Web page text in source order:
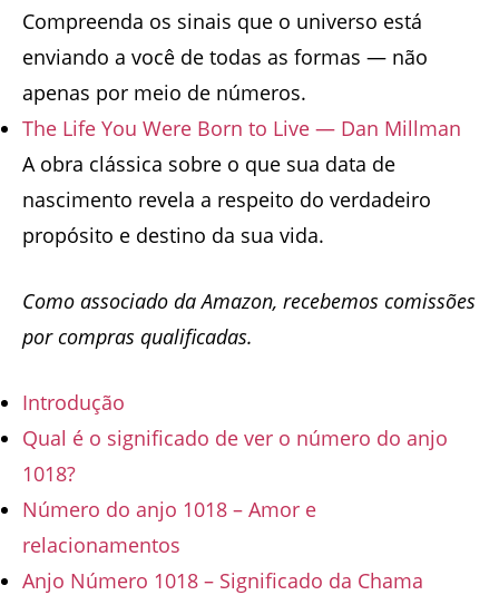
Compreenda os sinais que o universo está
enviando a você de todas as formas — não
apenas por meio de números.
The Life You Were Born to Live — Dan Millman
A obra clássica sobre o que sua data de
nascimento revela a respeito do verdadeiro
propósito e destino da sua vida.
Como associado da Amazon, recebemos comissões
por compras qualificadas.
Introdução
Qual é o significado de ver o número do anjo
1018?
Número do anjo 1018 – Amor e
relacionamentos
Anjo Número 1018 – Significado da Chama